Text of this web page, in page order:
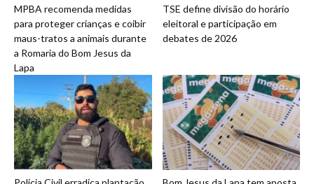
MPBA recomenda medidas
para proteger crianças e coibir
maus-tratos a animais durante
a Romaria do Bom Jesus da
Lapa
TSE define divisão do horário
eleitoral e participação em
debates de 2026